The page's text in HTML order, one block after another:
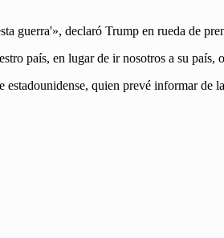
guerra'», declaró Trump en rueda de
país, en lugar de ir nosotros a su
quien prevé informar